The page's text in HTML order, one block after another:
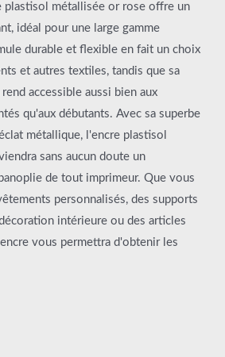
plastisol métallisée or rose offre un
idéal pour une large gamme
durable et flexible en fait un choix
et autres textiles, tandis que sa
accessible aussi bien aux
qu'aux débutants. Avec sa superbe
métallique, l'encre plastisol
sans aucun doute un
de tout imprimeur. Que vous
personnalisés, des supports
intérieure ou des articles
vous permettra d'obtenir les